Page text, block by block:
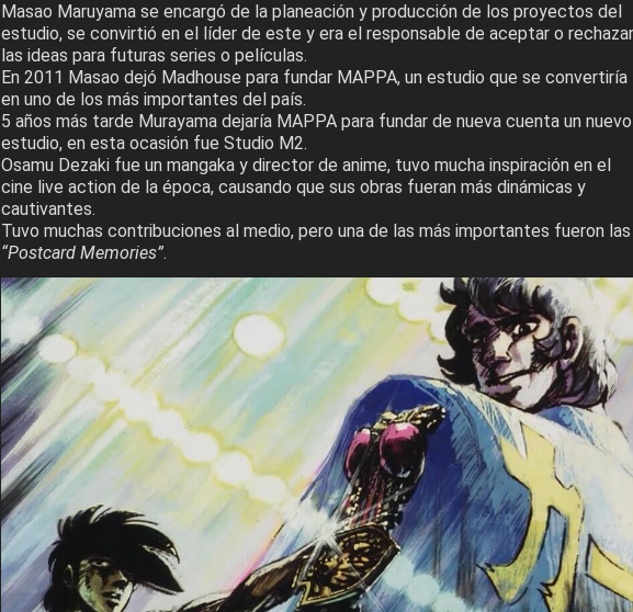
Masao Maruyama se encargó de la planeación y producción de los proyectos del
estudio, se convirtió en el líder de este y era el responsable de aceptar o rechazar
las ideas para futuras series o películas.
En 2011 Masao dejó Madhouse para fundar MAPPA, un estudio que se convertiría
en uno de los más importantes del país.
5 años más tarde Murayama dejaría MAPPA para fundar de nueva cuenta un nuevo
estudio, en esta ocasión fue Studio M2.
Osamu Dezaki fue un mangaka y director de anime, tuvo mucha inspiración en el
cine live action de la época, causando que sus obras fueran más dinámicas y
cautivantes.
Tuvo muchas contribuciones al medio, pero una de las más importantes fueron las
“Postcard Memories”.